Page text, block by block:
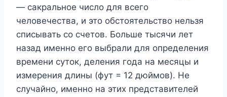
— сакральное число для всего
человечества, и это обстоятельство нельзя
списывать со счетов. Больше тысячи лет
назад именно его выбрали для определения
времени суток, деления года на месяцы и
измерения длины (фут = 12 дюймов). Не
случайно, именно на этих представителей